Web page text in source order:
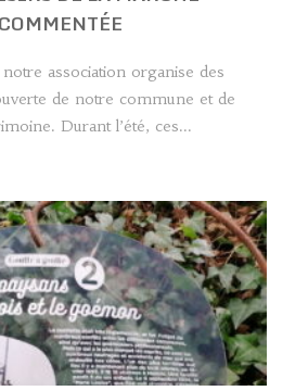
COMMENTÉE
association organise des
de notre commune et de
Durant l’été, ces...